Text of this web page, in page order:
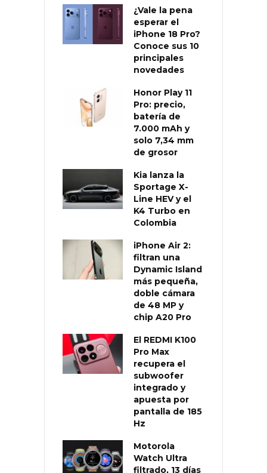
¿Vale la pena
esperar el
iPhone 18 Pro?
Conoce sus 10
principales
novedades
Honor Play 11
Pro: precio,
batería de
7.000 mAh y
solo 7,34 mm
de grosor
Kia lanza la
Sportage X-
Line HEV y el
K4 Turbo en
Colombia
iPhone Air 2:
filtran una
Dynamic Island
más pequeña,
doble cámara
de 48 MP y
chip A20 Pro
El REDMI K100
Pro Max
recupera el
subwoofer
integrado y
apuesta por
pantalla de 185
Hz
Motorola
Watch Ultra
filtrado, 13 días